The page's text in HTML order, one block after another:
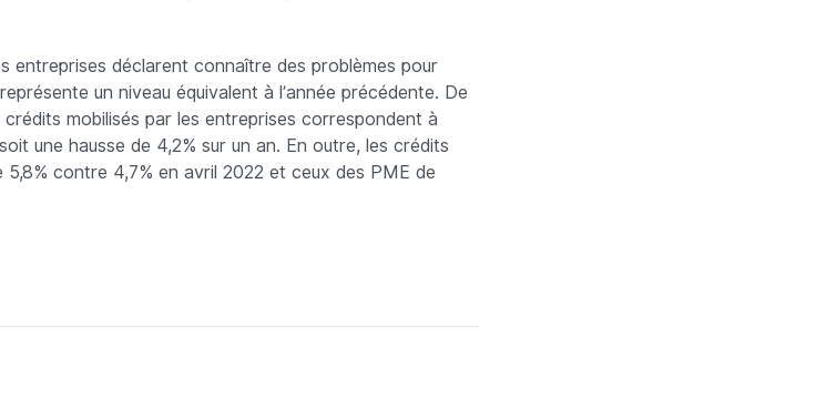
entreprises déclarent connaître des problèmes pour
un niveau équivalent à l’année précédente. De
mobilisés par les entreprises correspondent à
une hausse de 4,2% sur un an. En outre, les crédits
contre 4,7% en avril 2022 et ceux des PME de